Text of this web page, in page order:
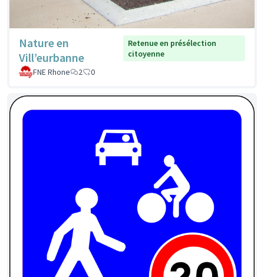
Nature en
Vill’eurbanne
Retenue en présélection
citoyenne
FNE Rhone
2 0